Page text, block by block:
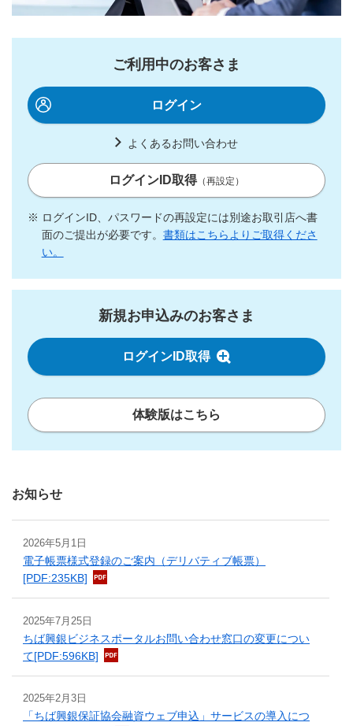
ご利用中のお客さま
ログイン
よくあるお問い合わせ
ログインID取得（再設定）
※ ログインID、パスワードの再設定には別途お取引店へ書
面のご提出が必要です。 書類はこちらよりご取得くださ
い。
新規お申込みのお客さま
ログインID取得
体験版はこちら
お知らせ
2026年5月1日
電子帳票様式登録のご案内（デリバティブ帳票）
[PDF:235KB]
2025年7月25日
ちば興銀ビジネスポータルお問い合わせ窓口の変更につい
て[PDF:596KB]
2025年2月3日
「ちば興銀保証協会融資ウェブ申込」サービスの導入につ